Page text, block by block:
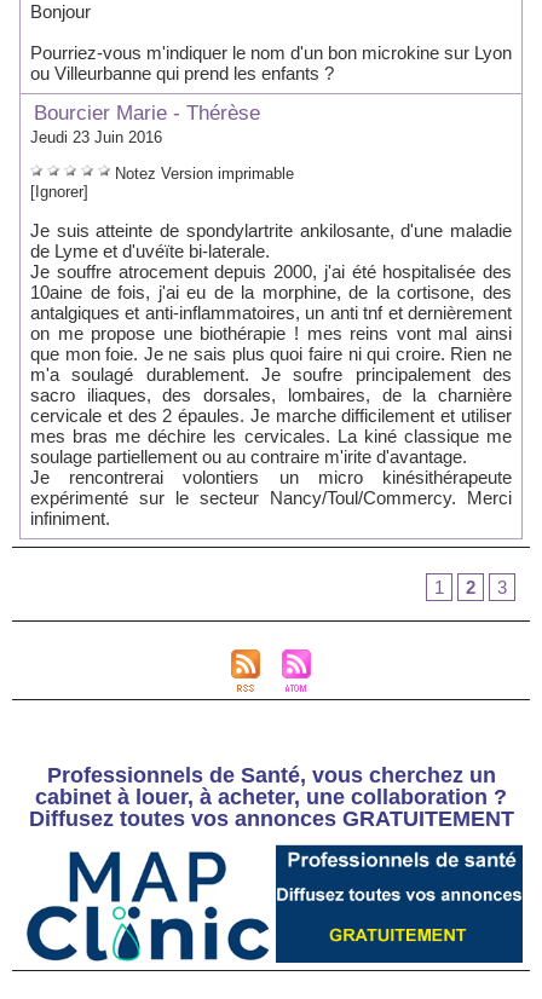
Bonjour
Pourriez-vous m'indiquer le nom d'un bon microkine sur Lyon
ou Villeurbanne qui prend les enfants ?
Bourcier Marie - Thérèse
Jeudi 23 Juin 2016
Notez Version imprimable
[Ignorer]
Je suis atteinte de spondylartrite ankilosante, d'une maladie
de Lyme et d'uvéïte bi-laterale.
Je souffre atrocement depuis 2000, j'ai été hospitalisée des
10aine de fois, j'ai eu de la morphine, de la cortisone, des
antalgiques et anti-inflammatoires, un anti tnf et dernièrement
on me propose une biothérapie ! mes reins vont mal ainsi
que mon foie. Je ne sais plus quoi faire ni qui croire. Rien ne
m'a soulagé durablement. Je soufre principalement des
sacro iliaques, des dorsales, lombaires, de la charnière
cervicale et des 2 épaules. Je marche difficilement et utiliser
mes bras me déchire les cervicales. La kiné classique me
soulage partiellement ou au contraire m'irite d'avantage.
Je rencontrerai volontiers un micro kinésithérapeute
expérimenté sur le secteur Nancy/Toul/Commercy. Merci
infiniment.
1 2 3
Professionnels de Santé, vous cherchez un
cabinet à louer, à acheter, une collaboration ?
Diffusez toutes vos annonces GRATUITEMENT